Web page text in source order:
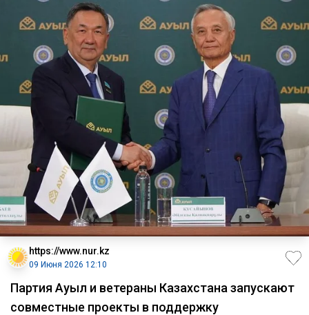
https://www.nur.kz
09 Июня 2026 12:10
Партия Ауыл и ветераны Казахстана запускают
совместные проекты в поддержку